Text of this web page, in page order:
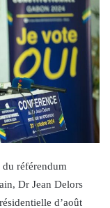
référendum
Dr Jean Delors
d’août